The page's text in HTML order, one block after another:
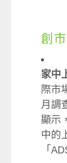
創
家中
際市
月調
顯示
中的
「